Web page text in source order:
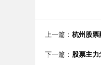
上一篇： 杭州股
下一篇： 股票主